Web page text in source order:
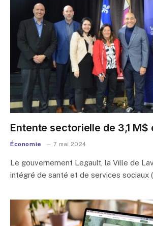
Entente sectorielle de 3,1 M$
Économie 7 mai 2024
Le gouvernement Legault, la Ville de
intégré de santé et de services sociaux